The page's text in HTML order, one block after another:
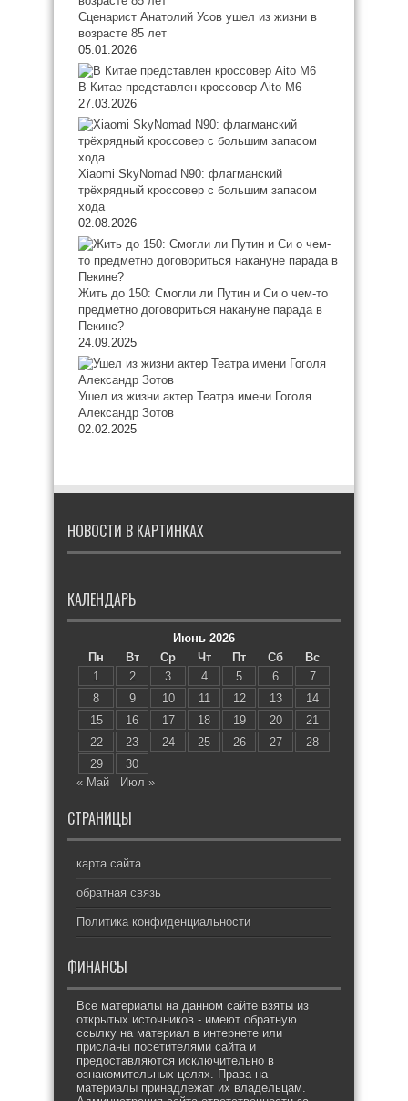
Сценарист Анатолий Усов ушел из жизни в
возрасте 85 лет
05.01.2026
В Китае представлен кроссовер Aito M6
27.03.2026
Xiaomi SkyNomad N90: флагманский
трёхрядный кроссовер с большим запасом
хода
02.08.2026
Жить до 150: Смогли ли Путин и Си о чем-то
предметно договориться накануне парада в
Пекине?
24.09.2025
Ушел из жизни актер Театра имени Гоголя
Александр Зотов
02.02.2025
НОВОСТИ В КАРТИНКАХ
КАЛЕНДАРЬ
Июнь 2026
Пн
Вт Ср Чт Пт Сб
Вс
1
2 3 4 5 6
7
8
9 10 11 12 13
14
15
16 17 18 19 20
21
22
23 24 25 26 27
28
29
30
« Май
Июл »
СТРАНИЦЫ
карта сайта
обратная связь
Политика конфиденциальности
ФИНАНСЫ
Все материалы на данном сайте взяты из
открытых источников - имеют обратную
ссылку на материал в интернете или
присланы посетителями сайта и
предоставляются исключительно в
ознакомительных целях. Права на
материалы принадлежат их владельцам.